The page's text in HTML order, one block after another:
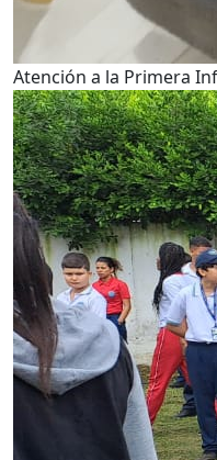
Atención a la Primera